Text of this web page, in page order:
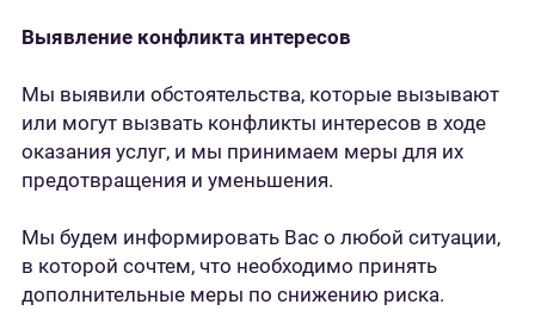
Выявление конфликта интересов
Мы выявили обстоятельства, которые вызывают
или могут вызвать конфликты интересов в ходе
оказания услуг, и мы принимаем меры для их
предотвращения и уменьшения.
Мы будем информировать Вас о любой ситуации,
в которой сочтем, что необходимо принять
дополнительные меры по снижению риска.